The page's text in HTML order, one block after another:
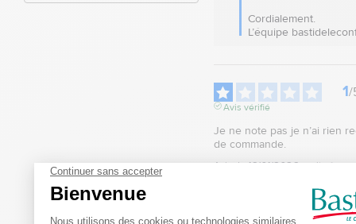
Cordialement.
L’équipe
1/
Avis vérifié
Je ne note pas je n’ai rien
de commande.
Avis du16/01/2026 , suite à